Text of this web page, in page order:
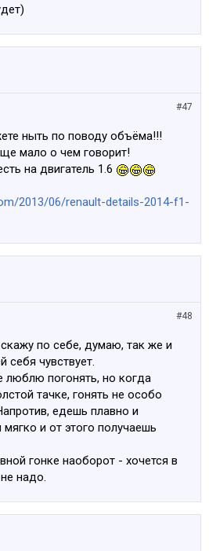
#47
ныть по поводу объёма!!!
мало о чем говорит!
на двигатель 1.6
2013/06/renault-details-2014-f1-
#48
по себе, думаю, так же и
себя чувствует.
люблю погонять, но когда
тачке, гонять не особо
едешь плавно и
и от этого получаешь
гонке наоборот - хочется в
надо.